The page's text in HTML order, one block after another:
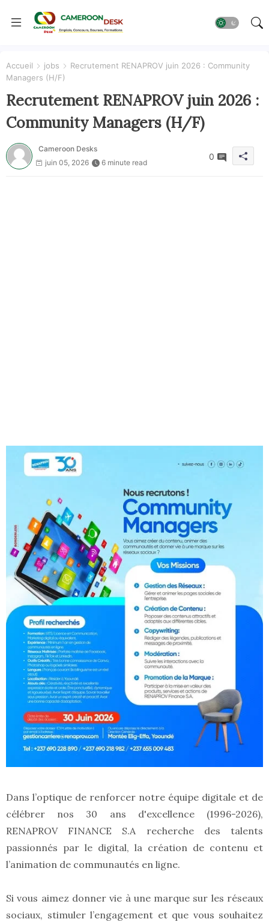
Accueil jobs
Recrutement RENAPROV juin 2026 : Community
Managers (H/F)
Recrutement RENAPROV juin 2026 :
Community Managers (H/F)
Cameroon Desks
juin 05, 2026
6 minute read
0
Dans l’optique de renforcer notre équipe digitale et de
célébrer nos 30 ans d'excellence (1996-2026),
RENAPROV FINANCE S.A recherche des talents
passionnés par le digital, la création de contenu et
l’animation de communautés en ligne.
Si vous aimez donner vie à une marque sur les réseaux
sociaux, stimuler l’engagement et que vous souhaitez